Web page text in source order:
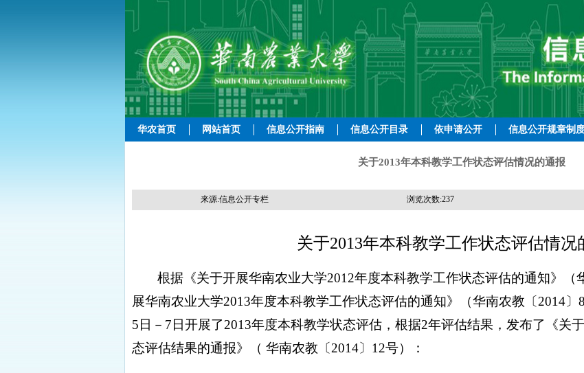
华农首页 网站首页 信息公开指南 信息公开目录 依申请公开 信息公开规章制
关于2013年本科教学工作状态评估情况的通报
来源:信息公开专栏 浏览次数:237
关于2013年本科教学工作状态评估情况
根据《关于开展华南农业大学2012年度本科教学工作状态评估的通知》（
展华南农业大学2013年度本科教学工作状态评估的通知》（华南农教〔 2014〕 8
5 日 － 7 日开展了2013年度本科教学状态评估，根据2年评估结果，发布了《关于
态评估结果的通报》
（ 华南农教〔 2014〕 12号）：